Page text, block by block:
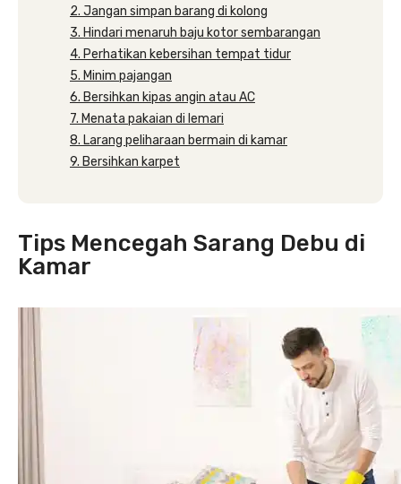
2. Jangan simpan barang di kolong
3. Hindari menaruh baju kotor sembarangan
4. Perhatikan kebersihan tempat tidur
5. Minim pajangan
6. Bersihkan kipas angin atau AC
7. Menata pakaian di lemari
8. Larang peliharaan bermain di kamar
9. Bersihkan karpet
Tips Mencegah Sarang Debu di
Kamar